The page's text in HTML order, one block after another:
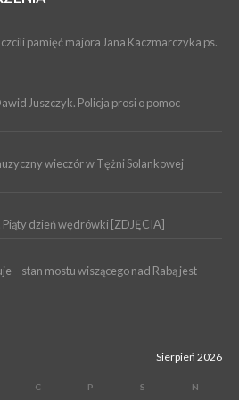
krew, pomóż potrzebującym!
Altana, a w niej Orkiestra Dęta
pamięć majora Jana Kaczmarczyka ps.
Juszczyk. Policja prosi o pomoc
wieczór w Tężni Solankowej
Piąty dzień wędrówki [ZDJĘCIA]
– stan mostu wiszącego nad Rabą jest
Sierpień 2026
C P S N